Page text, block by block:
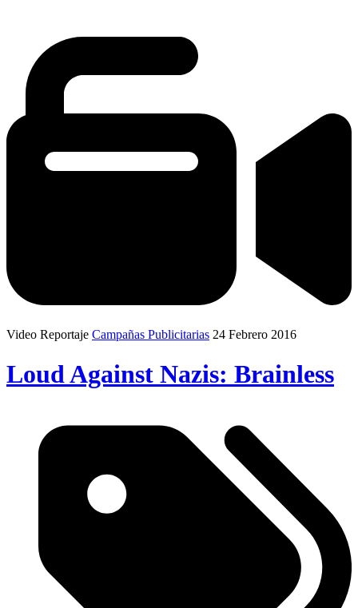
Video Reportaje Campañas Publicitarias 24 Febrero 2016
Loud Against Nazis: Brainless